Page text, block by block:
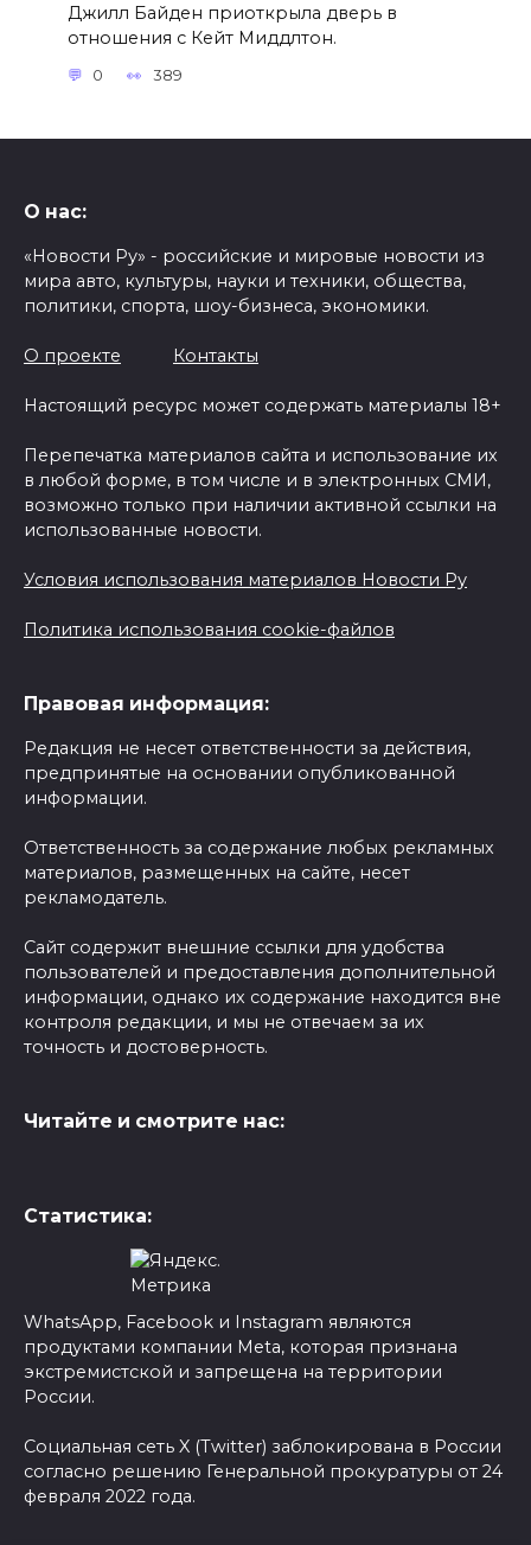
Джилл Байден приоткрыла дверь в
отношения с Кейт Миддлтон.
0 389
О нас:
«Новости Ру» - российские и мировые новости из
мира авто, культуры, науки и техники, общества,
политики, спорта, шоу-бизнеса, экономики.
О проекте Контакты
Настоящий ресурс может содержать материалы 18+
Перепечатка материалов сайта и использование их
в любой форме, в том числе и в электронных СМИ,
возможно только при наличии активной ссылки на
использованные новости.
Условия использования материалов Новости Ру
Политика использования cookie-файлов
Правовая информация:
Редакция не несет ответственности за действия,
предпринятые на основании опубликованной
информации.
Ответственность за содержание любых рекламных
материалов, размещенных на сайте, несет
рекламодатель.
Сайт содержит внешние ссылки для удобства
пользователей и предоставления дополнительной
информации, однако их содержание находится вне
контроля редакции, и мы не отвечаем за их
точность и достоверность.
Читайте и смотрите нас:
Статистика:
WhatsApp, Facebook и Instagram являются
продуктами компании Meta, которая признана
экстремистской и запрещена на территории
России.
Социальная сеть X (Twitter) заблокирована в России
согласно решению Генеральной прокуратуры от 24
февраля 2022 года.